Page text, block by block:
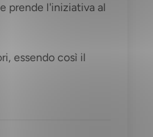
prende l'iniziativa al
essendo così il